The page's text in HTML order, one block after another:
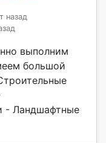
назад
выполним
большой
- Ландшафтные